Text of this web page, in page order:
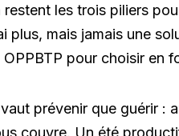
restent les trois piliers
mais jamais une
pour choisir en
prévenir que guérir :
couvre. Un été